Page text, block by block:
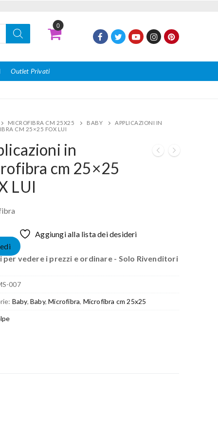
0
Outlet Privati
MICROFIBRA CM 25X25 BABY
APPLICAZIONI IN
CM 25×25 FOX LUI
in
cm 25×25
LUI
Aggiungi alla lista dei desideri
per vedere i prezzi e ordinare - Solo Rivenditori
007
Baby, Baby,Microfibra, Microfibra cm 25x25